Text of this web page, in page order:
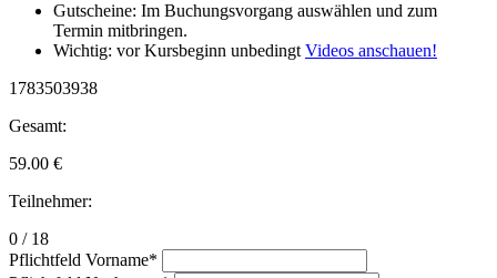
Gutscheine: Im Buchungsvorgang auswählen und zum
Termin mitbringen.
Wichtig: vor Kursbeginn unbedingt Videos anschauen!
1783503938
Gesamt:
59.00 €
Teilnehmer:
0 / 18
Pflichtfeld Vorname*